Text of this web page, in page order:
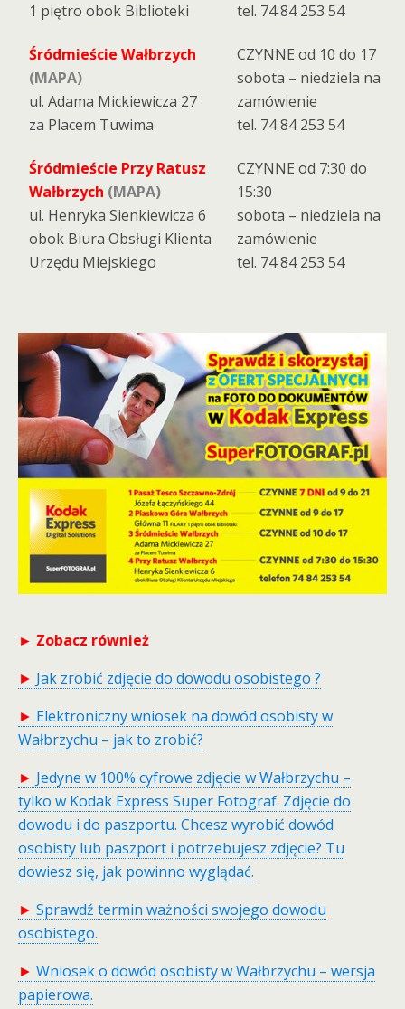
1 piętro obok Biblioteki
tel. 74 84 253 54
Śródmieście Wałbrzych
(MAPA)
ul. Adama Mickiewicza 27
za Placem Tuwima
CZYNNE od 10 do 17
sobota – niedziela na
zamówienie
tel. 74 84 253 54
Śródmieście Przy Ratusz
Wałbrzych (MAPA)
ul. Henryka Sienkiewicza 6
obok Biura Obsługi Klienta
Urzędu Miejskiego
CZYNNE od 7:30 do
15:30
sobota – niedziela na
zamówienie
tel. 74 84 253 54
► Zobacz również
► Jak zrobić zdjęcie do dowodu osobistego ?
► Elektroniczny wniosek na dowód osobisty w
Wałbrzychu – jak to zrobić?
► Jedyne w 100% cyfrowe zdjęcie w Wałbrzychu –
tylko w Kodak Express Super Fotograf. Zdjęcie do
dowodu i do paszportu. Chcesz wyrobić dowód
osobisty lub paszport i potrzebujesz zdjęcie? Tu
dowiesz się, jak powinno wyglądać.
► Sprawdź termin ważności swojego dowodu
osobistego.
► Wniosek o dowód osobisty w Wałbrzychu – wersja
papierowa.